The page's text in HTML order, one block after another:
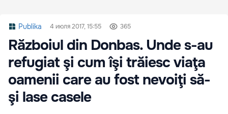
Publika 4 июля 2017, 15:55 365
Războiul din Donbas. Unde s-au
refugiat şi cum îşi trăiesc viaţa
oamenii care au fost nevoiţi să-
şi lase casele